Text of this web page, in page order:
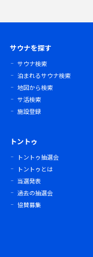
サウナを探す
サウナ検索
泊まれるサウナ検索
地図から検索
サ活検索
施設登録
トントゥ
トントゥ抽選会
トントゥとは
当選発表
過去の抽選会
協賛募集